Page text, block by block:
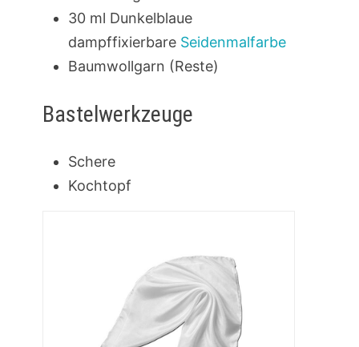
30 ml Dunkelblaue
dampffixierbare Seidenmalfarbe
Baumwollgarn (Reste)
Bastelwerkzeuge
Schere
Kochtopf